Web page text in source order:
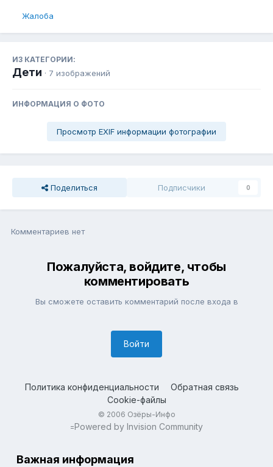
Жалоба
ИЗ КАТЕГОРИИ:
Дети · 7 изображений
ИНФОРМАЦИЯ О ФОТО
Просмотр EXIF информации фотографии
Поделиться Подписчики 0
Комментариев нет
Пожалуйста, войдите, чтобы
комментировать
Вы сможете оставить комментарий после входа в
Войти
Политика конфиденциальности
Обратная связь
Cookie-файлы
© 2006 Озёры-Инфо
=Powered by Invision Community
Важная информация